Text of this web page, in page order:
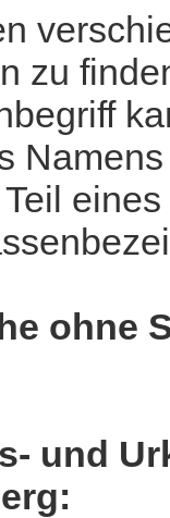
zu
ohne
und